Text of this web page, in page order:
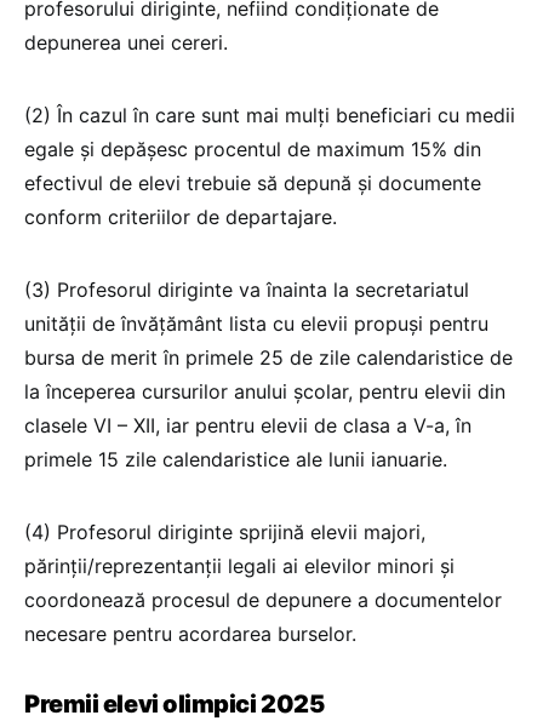
profesorului diriginte, nefiind condiţionate de
depunerea unei cereri.
(2) În cazul în care sunt mai mulți beneficiari cu medii
egale și depășesc procentul de maximum 15% din
efectivul de elevi trebuie să depună și documente
conform criteriilor de departajare.
(3) Profesorul diriginte va înainta la secretariatul
unităţii de învăţământ lista cu elevii propuşi pentru
bursa de merit în primele 25 de zile calendaristice de
la începerea cursurilor anului şcolar, pentru elevii din
clasele VI – XII, iar pentru elevii de clasa a V-a, în
primele 15 zile calendaristice ale lunii ianuarie.
(4) Profesorul diriginte sprijină elevii majori,
părinţii/reprezentanţii legali ai elevilor minori şi
coordonează procesul de depunere a documentelor
necesare pentru acordarea burselor.
Premii elevi olimpici 2025